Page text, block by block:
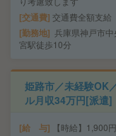
交通費 交通費全額支給
勤務地 兵庫県神戸市
宮駅徒歩10分
姫路市／未経験OK
ル月収34万円[派遣]
給 与 【時給】1,900